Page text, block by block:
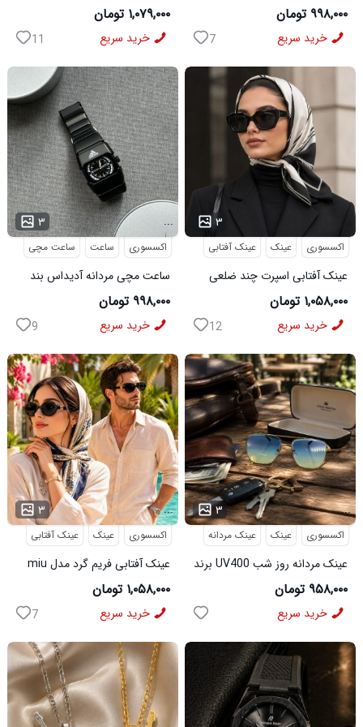
Buffalo مدل 50690
۱,۰۷۹,۰۰۰ تومان
خرید سریع 11
استیل فنری لوکس نقره ای
۹۹۸,۰۰۰ تومان
خرید سریع 7
۳ ...
اکسسوری ساعت ساعت مچی
ساعت مچی مردانه آدیداس بند
استیل فنری لوکس مشکی
۹۹۸,۰۰۰ تومان
خرید سریع 9
۳
اکسسوری عینک عینک آفتابی
عینک آفتابی اسپرت چند ضلعی
مدل Dior
۱,۰۵۸,۰۰۰ تومان
خرید سریع 12
۳ ...
اکسسوری عینک عینک آفتابی
عینک آفتابی فریم گرد مدل miu
miu
۱,۰۵۸,۰۰۰ تومان
خرید سریع 7
۳ ...
اکسسوری عینک عینک مردانه
عینک مردانه روز شب UV400 برند
میباخ
۹۵۸,۰۰۰ تومان
خرید سریع